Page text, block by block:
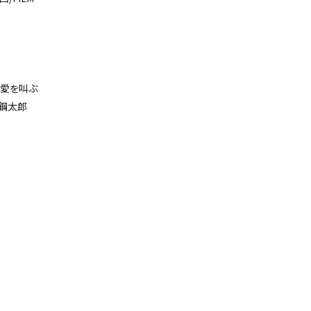
を叫ぶ
太郎